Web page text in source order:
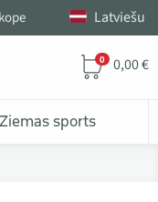
Latviešu
0 0,00 €
Ziemas sports